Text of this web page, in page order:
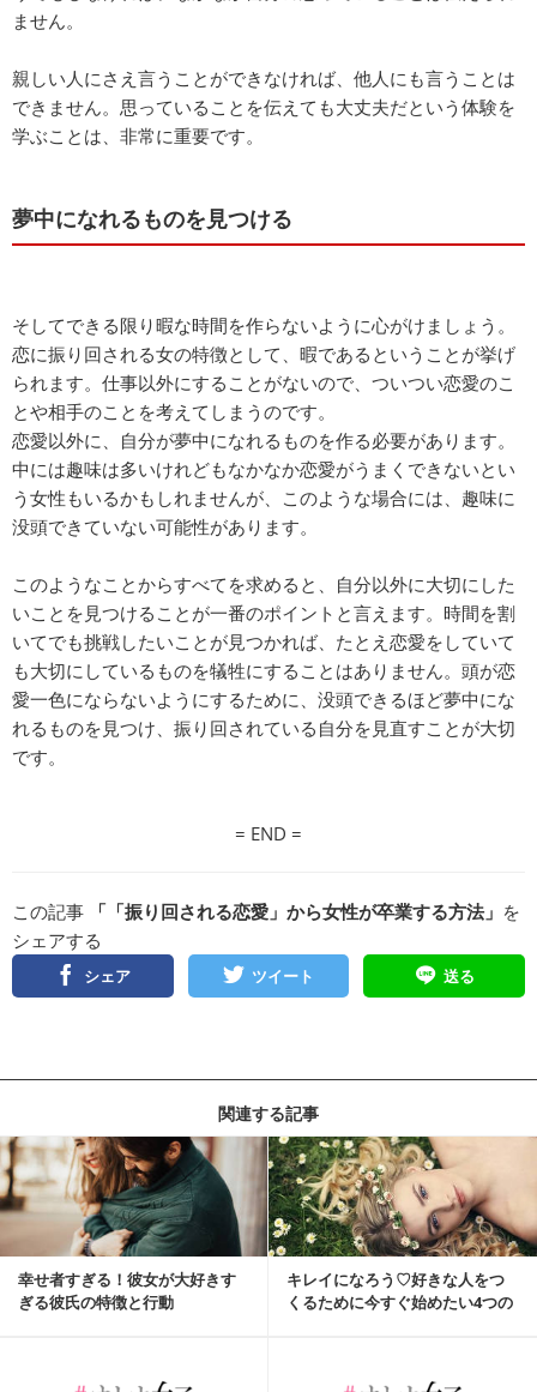
ません。
親しい人にさえ言うことができなければ、他人にも言うことは
できません。思っていることを伝えても大丈夫だという体験を
学ぶことは、非常に重要です。
夢中になれるものを見つける
そしてできる限り暇な時間を作らないように心がけましょう。
恋に振り回される女の特徴として、暇であるということが挙げ
られます。仕事以外にすることがないので、ついつい恋愛のこ
とや相手のことを考えてしまうのです。
恋愛以外に、自分が夢中になれるものを作る必要があります。
中には趣味は多いけれどもなかなか恋愛がうまくできないとい
う女性もいるかもしれませんが、このような場合には、趣味に
没頭できていない可能性があります。
このようなことからすべてを求めると、自分以外に大切にした
いことを見つけることが一番のポイントと言えます。時間を割
いてでも挑戦したいことが見つかれば、たとえ恋愛をしていて
も大切にしているものを犠牲にすることはありません。頭が恋
愛一色にならないようにするために、没頭できるほど夢中にな
れるものを見つけ、振り回されている自分を見直すことが大切
です。
= END =
この記事 「「振り回される恋愛」から女性が卒業する方法」 を
シェアする
シェア ツイート 送る
関連する記事
幸せ者すぎる！彼女が大好きす
ぎる彼氏の特徴と行動
キレイになろう♡好きな人をつ
くるために今すぐ始めたい4つの